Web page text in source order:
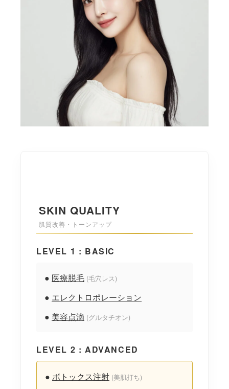
SKIN QUALITY
肌質改善・トーンアップ
LEVEL 1 : BASIC
● 医療脱毛 (毛穴レス)
● エレクトロポレーション
● 美容点滴 (グルタチオン)
LEVEL 2 : ADVANCED
● ボトックス注射 (美肌打ち)